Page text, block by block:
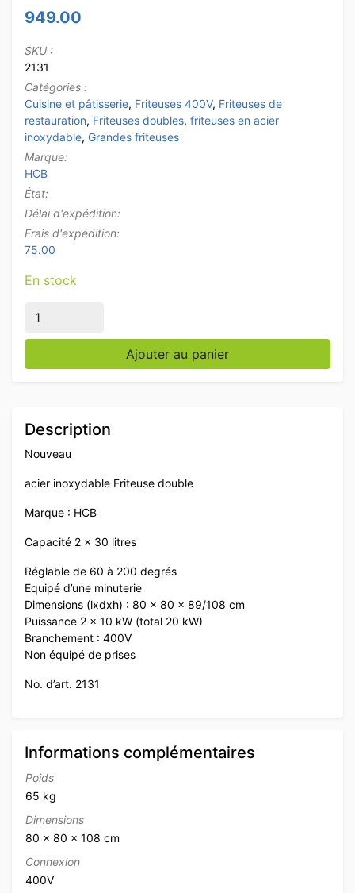
949.00
SKU :
2131
Catégories :
Cuisine et pâtisserie, Friteuses 400V, Friteuses de
restauration, Friteuses doubles, friteuses en acier
inoxydable, Grandes friteuses
Marque:
HCB
État:
Délai d'expédition:
Frais d'expédition:
75.00
En stock
quantité de HCB Acier inoxydable Friteuse double
Ajouter au panier
Description
Nouveau
acier inoxydable Friteuse double
Marque : HCB
Capacité 2 x 30 litres
Réglable de 60 à 200 degrés
Equipé d’une minuterie
Dimensions (lxdxh) : 80 x 80 x 89/108 cm
Puissance 2 x 10 kW (total 20 kW)
Branchement : 400V
Non équipé de prises
No. d’art. 2131
Informations complémentaires
Poids
65 kg
Dimensions
80 × 80 × 108 cm
Connexion
400V